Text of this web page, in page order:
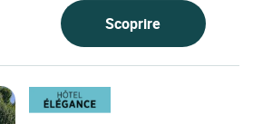
Scoprire